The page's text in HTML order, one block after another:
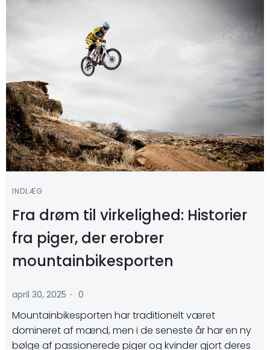
INDLÆG
Fra drøm til virkelighed: Historier
fra piger, der erobrer
mountainbikesporten
april 30, 2025 - 0
Mountainbikesporten har traditionelt været
domineret af mænd, men i de seneste år har en ny
bølge af passionerede piger og kvinder gjort deres